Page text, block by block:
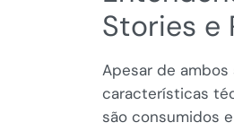
Stories e
Apesar de
características
são consumidos